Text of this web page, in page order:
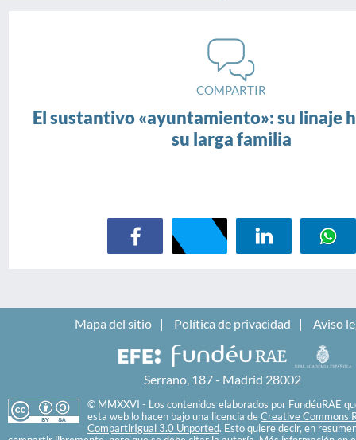
COMPARTIR
El sustantivo «ayuntamiento»: su linaje
su larga familia
Mapa del sitio Política de privacidad Aviso
Serrano, 187 - Madrid 28002
© MMXXVI - Los contenidos elaborados por FundéuRAE
esta web lo hacen bajo una licencia de Creative Commons
CompartirIgual 3.0 Unported. Esto quiere decir, en